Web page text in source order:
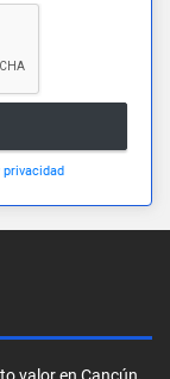
privacidad